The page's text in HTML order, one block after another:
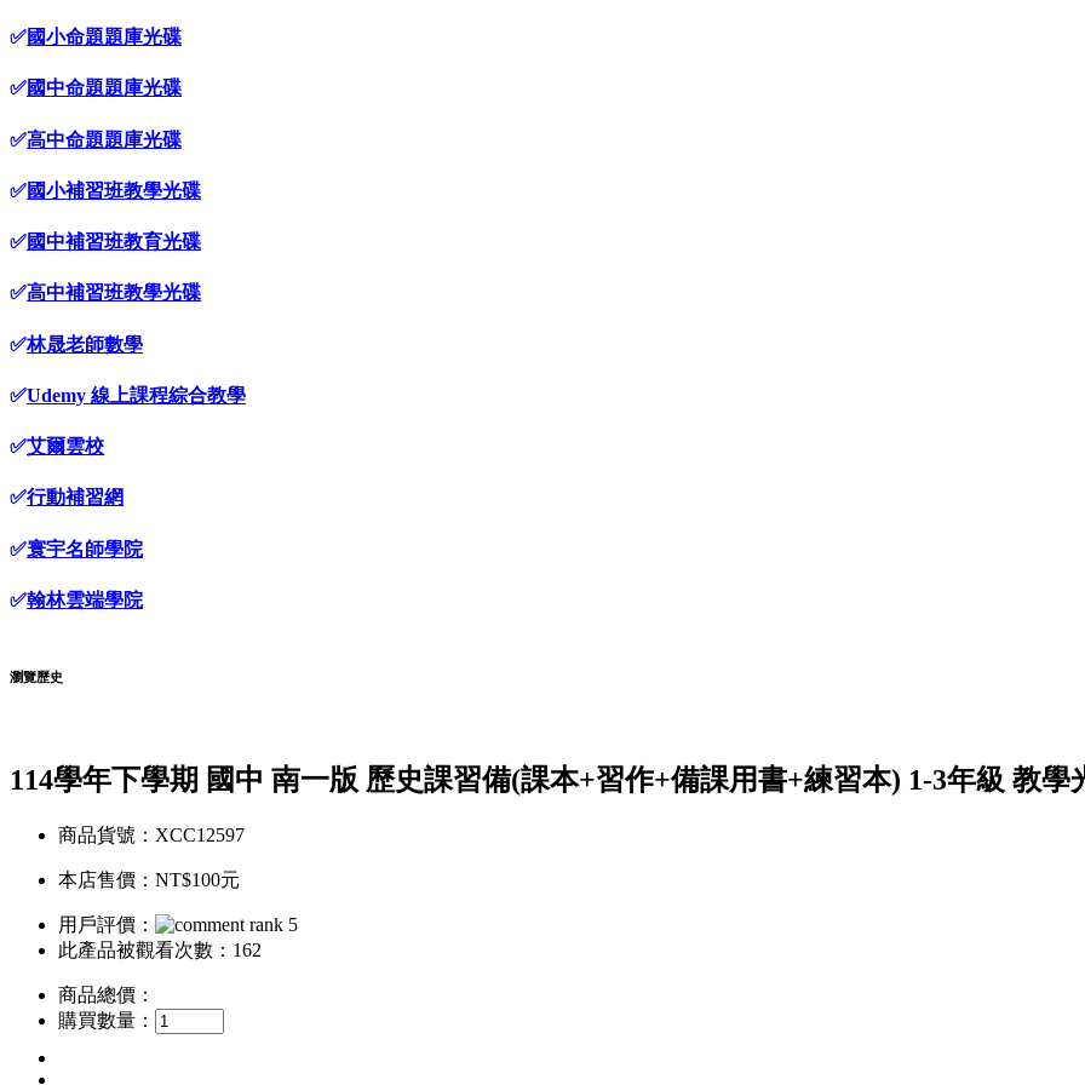
✅國小命題題庫光碟
✅國中命題題庫光碟
✅高中命題題庫光碟
✅國小補習班教學光碟
✅國中補習班教育光碟
✅高中補習班教學光碟
✅林晟老師數學
✅Udemy 線上課程綜合教學
✅艾爾雲校
✅行動補習網
✅寰宇名師學院
✅翰林雲端學院
瀏覽歷史
114學年下學期 國中 南一版 歷史課習備(課本+習作+備課用書+練習本) 1-3年級 教學
商品貨號：XCC12597
本店售價： NT$100元
用戶評價：
此產品被觀看次數：162
商品總價：
購買數量：